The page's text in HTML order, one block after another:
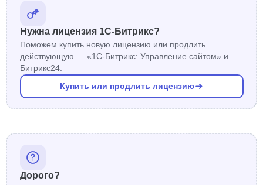
Нужна лицензия 1С-Битрикс?
Поможем купить новую лицензию или продлить
действующую — «1С-Битрикс: Управление сайтом» и
Битрикс24.
Купить или продлить лицензию
Дорого?